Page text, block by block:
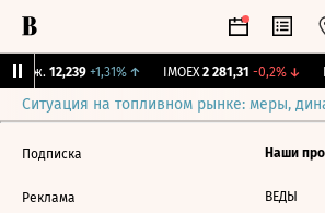
Бирж. 12,239 +1,31%↑ IMOEX 2 281,31 -0,2%↓
Ситуация на топливном рынке: меры,
Подписка
Реклама
Наши
ВЕДЫ